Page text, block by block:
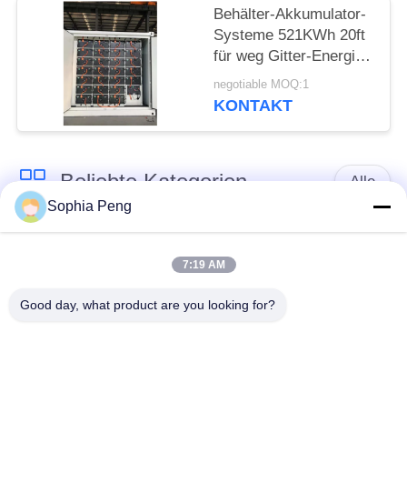
Behälter-Akkumulator-
Systeme 521KWh 20ft
für weg Gitter-Energie-
Speicher-Station
negotiable MOQ:1
KONTAKT
Beliebte Kategorien Alle
Systeme
Sophia Peng
7:19 AM
Good day, what product are you looking for?